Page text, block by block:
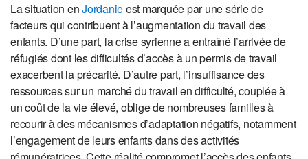
La situation enJordanieest marquée par une série de
facteurs qui contribuent à l’augmentation du travail des
enfants. D’une part, la crise syrienne a entraîné l’arrivée de
réfugiés dont les difficultés d’accès à un permis de travail
exacerbent la précarité. D’autre part, l’insuffisance des
ressources sur un marché du travail en difficulté, couplée à
un coût de la vie élevé, oblige de nombreuses familles à
recourir à des mécanismes d’adaptation négatifs, notamment
l’engagement de leurs enfants dans des activités